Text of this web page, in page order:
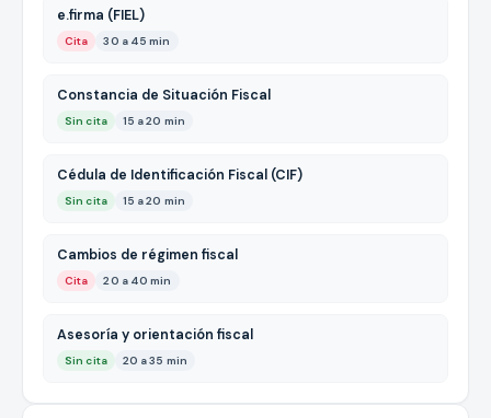
e.firma (FIEL)
Cita 30 a 45 min
Constancia de Situación Fiscal
Sin cita 15 a 20 min
Cédula de Identificación Fiscal (CIF)
Sin cita 15 a 20 min
Cambios de régimen fiscal
Cita 20 a 40 min
Asesoría y orientación fiscal
Sin cita 20 a 35 min